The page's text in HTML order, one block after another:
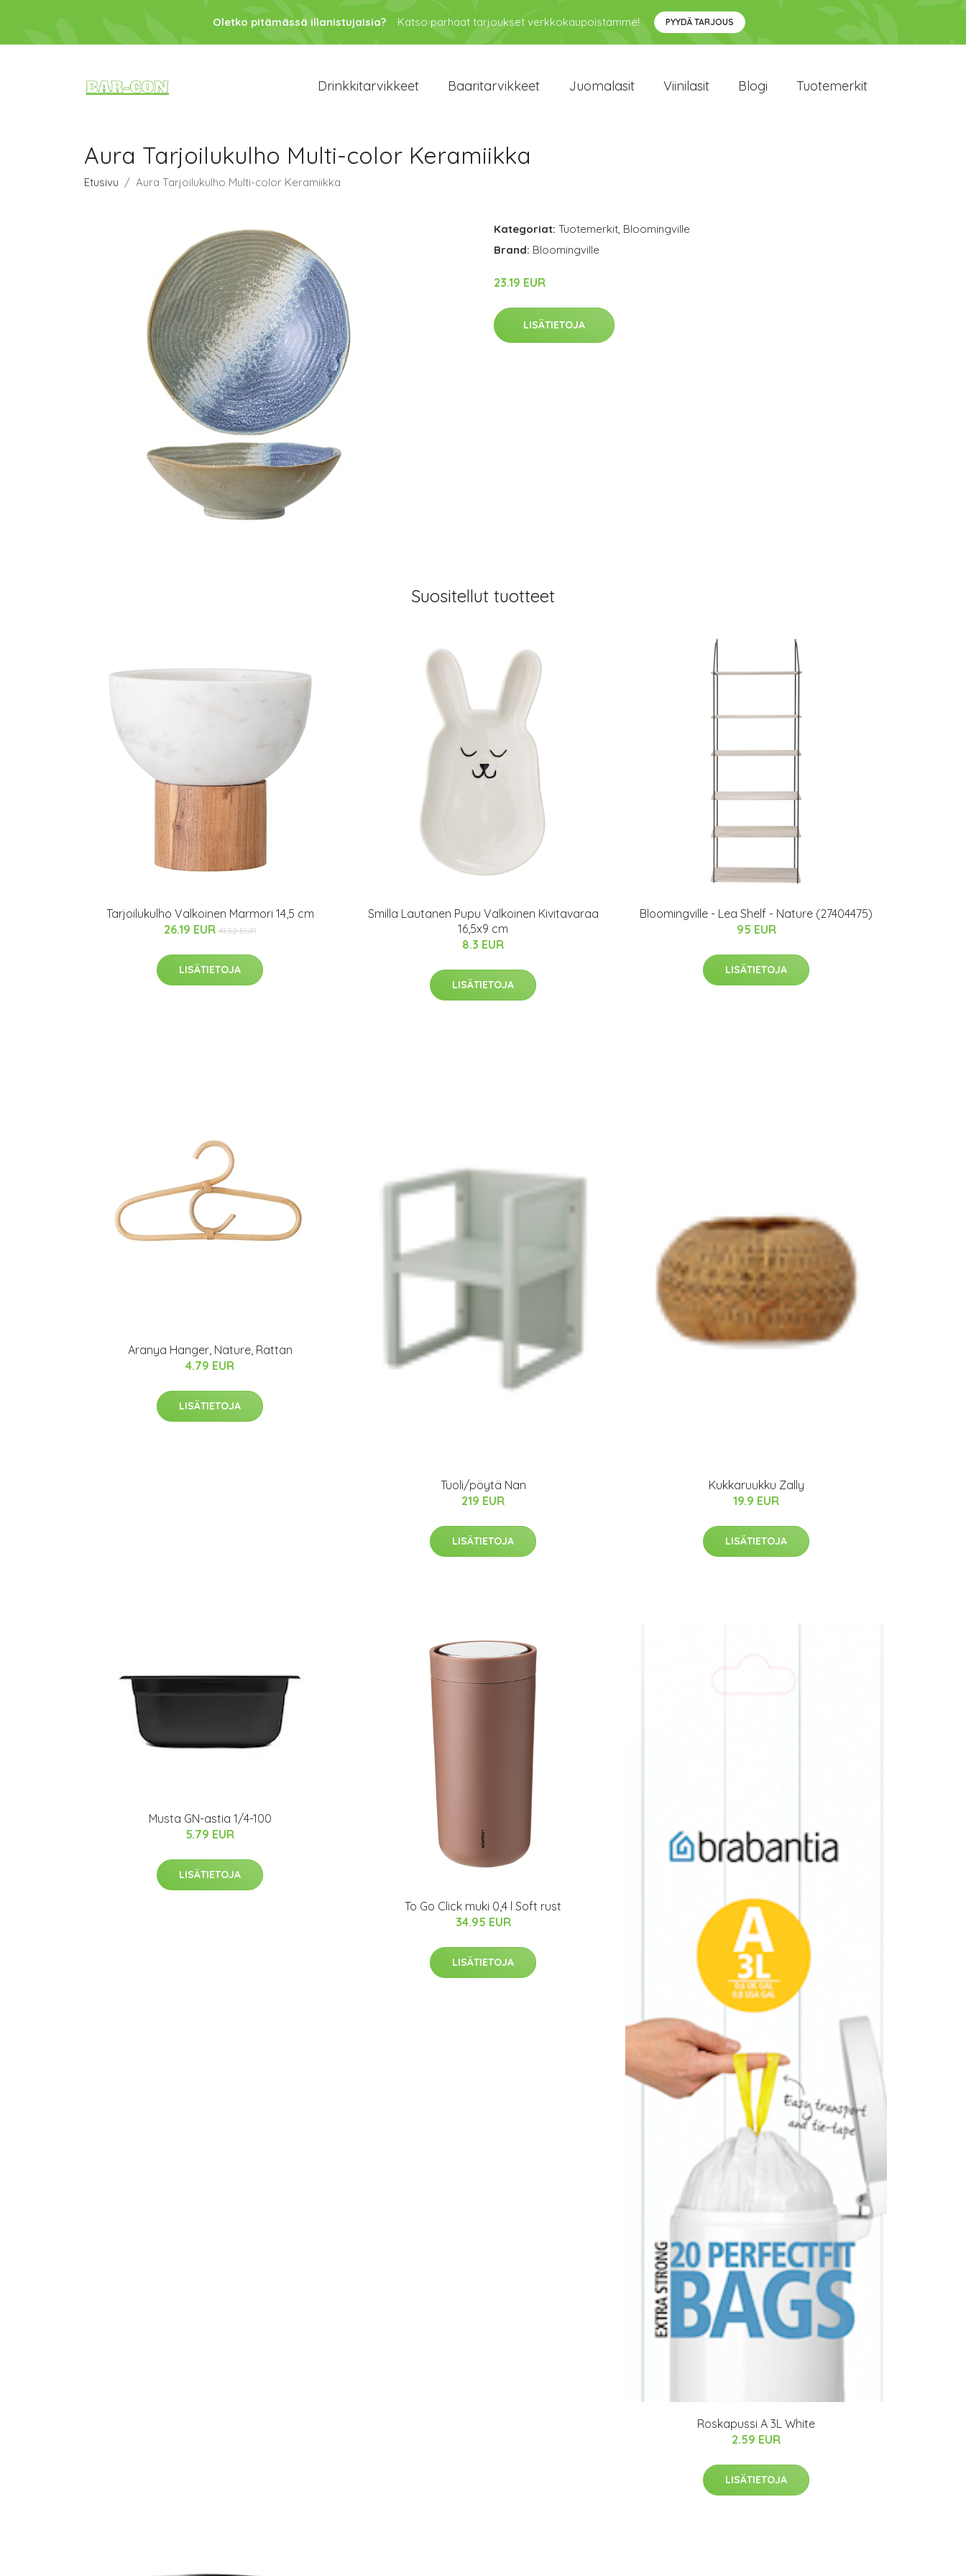
Oletko pitämässä illanistujaisia? Katso parhaat tarjoukset verkkokaupoistamme! PYYDÄ TARJOUS
Drinkkitarvikkeet Baaritarvikkeet Juomalasit Viinilasit Blogi Tuotemerkit
Aura Tarjoilukulho Multi-color Keramiikka
Etusivu Aura Tarjoilukulho Multi-color Keramiikka
Kategoriat: Tuotemerkit, Bloomingville
Brand: Bloomingville
23.19 EUR
LISÄTIETOJA
Suositellut tuotteet
Tarjoilukulho Valkoinen Marmori 14,5 cm
26.19 EUR 41.32 EUR
LISÄTIETOJA
Smilla Lautanen Pupu Valkoinen Kivitavaraa
16,5x9 cm
8.3 EUR
LISÄTIETOJA
Bloomingville - Lea Shelf - Nature (27404475)
95 EUR
LISÄTIETOJA
Aranya Hanger, Nature, Rattan
4.79 EUR
LISÄTIETOJA
Tuoli/pöytä Nan
219 EUR
LISÄTIETOJA
Kukkaruukku Zally
19.9 EUR
LISÄTIETOJA
Musta GN-astia 1/4-100
5.79 EUR
LISÄTIETOJA
To Go Click muki 0,4 l Soft rust
34.95 EUR
LISÄTIETOJA
Roskapussi A 3L White
2.59 EUR
LISÄTIETOJA